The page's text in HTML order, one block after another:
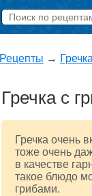
Рецепты →
Гречка с
Гречка очень
тоже очень
в качестве
такое блюдо
грибами.